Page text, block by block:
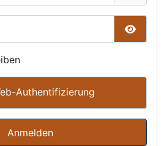
Authentifizierung
Anmelden